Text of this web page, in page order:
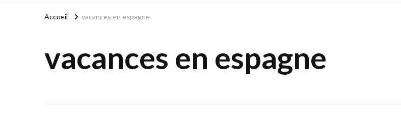
Accueil vacances en espagne
vacances en espagne